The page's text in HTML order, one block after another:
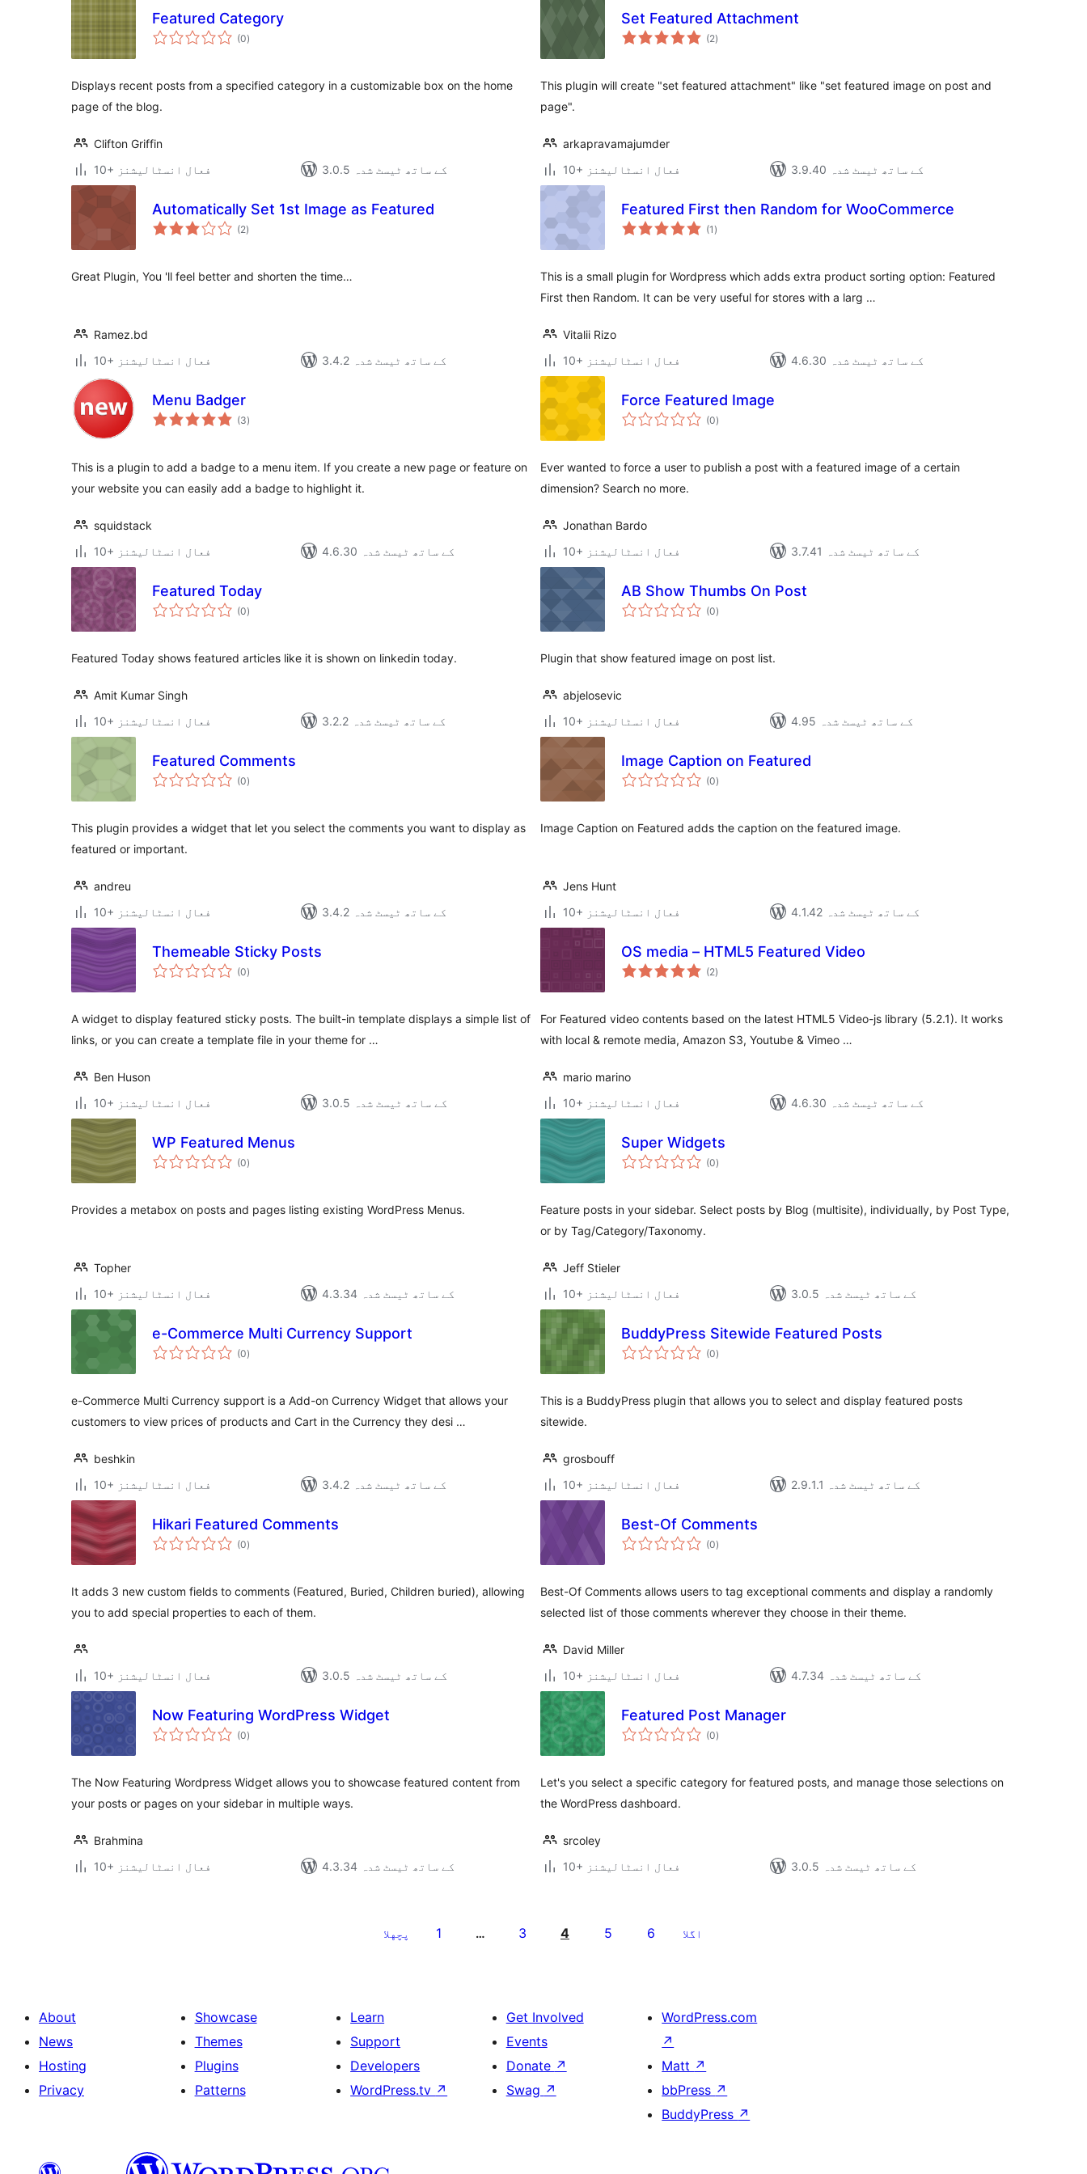
Featured Category
(0مجموعی
درجہ
)
Displays recent posts from a specified category in a customizable box on the home
page of the blog.
Clifton Griffin
10+ فعال انسٹالیشنز
3.0.5 کے ساتھ ٹیسٹ شدہ
Set Featured Attachment
(2مجموعی
درجہ
)
This plugin will create "set featured attachment" like "set featured image on post and
page".
arkapravamajumder
10+ فعال انسٹالیشنز
3.9.40 کے ساتھ ٹیسٹ شدہ
Automatically Set 1st Image as Featured
(2مجموعی
درجہ
)
Great Plugin, You 'll feel better and shorten the time…
Ramez.bd
10+ فعال انسٹالیشنز
3.4.2 کے ساتھ ٹیسٹ شدہ
Featured First then Random for WooCommerce
(1 مجموعی
درجہ
)
This is a small plugin for Wordpress which adds extra product sorting option: Featured
First then Random. It can be very useful for stores with a larg …
Vitalii Rizo
10+ فعال انسٹالیشنز
4.6.30 کے ساتھ ٹیسٹ شدہ
Menu Badger
(3مجموعی
درجہ
)
This is a plugin to add a badge to a menu item. If you create a new page or feature on
your website you can easily add a badge to highlight it.
squidstack
10+ فعال انسٹالیشنز
4.6.30 کے ساتھ ٹیسٹ شدہ
Force Featured Image
(0مجموعی
درجہ
)
Ever wanted to force a user to publish a post with a featured image of a certain
dimension? Search no more.
Jonathan Bardo
10+ فعال انسٹالیشنز
3.7.41 کے ساتھ ٹیسٹ شدہ
Featured Today
(0مجموعی
درجہ
)
Featured Today shows featured articles like it is shown on linkedin today.
Amit Kumar Singh
10+ فعال انسٹالیشنز
3.2.2 کے ساتھ ٹیسٹ شدہ
AB Show Thumbs On Post
(0مجموعی
درجہ
)
Plugin that show featured image on post list.
abjelosevic
10+ فعال انسٹالیشنز
4.95 کے ساتھ ٹیسٹ شدہ
Featured Comments
(0مجموعی
درجہ
)
This plugin provides a widget that let you select the comments you want to display as
featured or important.
andreu
10+ فعال انسٹالیشنز
3.4.2 کے ساتھ ٹیسٹ شدہ
Image Caption on Featured
(0مجموعی
درجہ
)
Image Caption on Featured adds the caption on the featured image.
Jens Hunt
10+ فعال انسٹالیشنز
4.1.42 کے ساتھ ٹیسٹ شدہ
Themeable Sticky Posts
(0مجموعی
درجہ
)
A widget to display featured sticky posts. The built-in template displays a simple list of
links, or you can create a template file in your theme for …
Ben Huson
10+ فعال انسٹالیشنز
3.0.5 کے ساتھ ٹیسٹ شدہ
OS media – HTML5 Featured Video
(2مجموعی
درجہ
)
For Featured video contents based on the latest HTML5 Video-js library (5.2.1). It works
with local & remote media, Amazon S3, Youtube & Vimeo …
mario marino
10+ فعال انسٹالیشنز
4.6.30 کے ساتھ ٹیسٹ شدہ
WP Featured Menus
(0مجموعی
درجہ
)
Provides a metabox on posts and pages listing existing WordPress Menus.
Topher
10+ فعال انسٹالیشنز
4.3.34 کے ساتھ ٹیسٹ شدہ
Super Widgets
(0مجموعی
درجہ
)
Feature posts in your sidebar. Select posts by Blog (multisite), individually, by Post Type,
or by Tag/Category/Taxonomy.
Jeff Stieler
10+ فعال انسٹالیشنز
3.0.5 کے ساتھ ٹیسٹ شدہ
e-Commerce Multi Currency Support
(0مجموعی
درجہ
)
e-Commerce Multi Currency support is a Add-on Currency Widget that allows your
customers to view prices of products and Cart in the Currency they desi …
beshkin
10+ فعال انسٹالیشنز
3.4.2 کے ساتھ ٹیسٹ شدہ
BuddyPress Sitewide Featured Posts
(0مجموعی
درجہ
)
This is a BuddyPress plugin that allows you to select and display featured posts
sitewide.
grosbouff
10+ فعال انسٹالیشنز
2.9.1.1 کے ساتھ ٹیسٹ شدہ
Hikari Featured Comments
(0مجموعی
درجہ
)
It adds 3 new custom fields to comments (Featured, Buried, Children buried), allowing
you to add special properties to each of them.
10+ فعال انسٹالیشنز 3.0.5 کے ساتھ ٹیسٹ شدہ
Best-Of Comments
(0مجموعی
درجہ
)
Best-Of Comments allows users to tag exceptional comments and display a randomly
selected list of those comments wherever they choose in their theme.
David Miller
10+ فعال انسٹالیشنز
4.7.34 کے ساتھ ٹیسٹ شدہ
Now Featuring WordPress Widget
(0مجموعی
درجہ
)
The Now Featuring Wordpress Widget allows you to showcase featured content from
your posts or pages on your sidebar in multiple ways.
Brahmina
10+ فعال انسٹالیشنز
4.3.34 کے ساتھ ٹیسٹ شدہ
Featured Post Manager
(0مجموعی
درجہ
)
Let's you select a specific category for featured posts, and manage those selections on
the WordPress dashboard.
srcoley
10+ فعال انسٹالیشنز
3.0.5 کے ساتھ ٹیسٹ شدہ
پچهلا 1 … 3 4 5 6 اگلا
About
News
Hosting
Privacy
Showcase
Themes
Plugins
Patterns
Learn
Support
Developers
WordPress.tv ↗
Get Involved
Events
Donate ↗
Swag ↗
WordPress.com
↗
Matt ↗
bbPress ↗
BuddyPress ↗